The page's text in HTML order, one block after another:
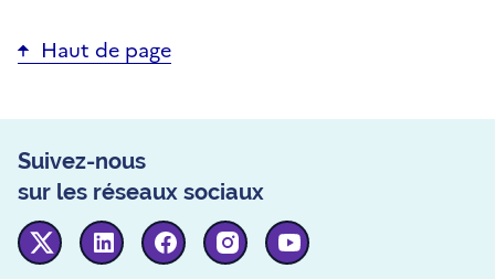
Haut de page
Suivez-nous
sur les réseaux sociaux
Twitter Linkedin FacebookInstagram